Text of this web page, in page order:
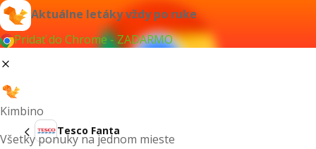
Aktuálne letáky vždy po ruke
Pridať do Chrome - ZADARMO
Kimbino
Všetky ponuky na jednom mieste
Tesco Fanta